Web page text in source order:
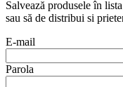
Salvează produsele în
sau să de distribui si
E-mail
Parola